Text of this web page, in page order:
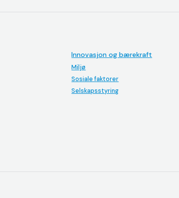
Innovasjon og bærekraft
Miljø
Sosiale faktorer
Selskapsstyring